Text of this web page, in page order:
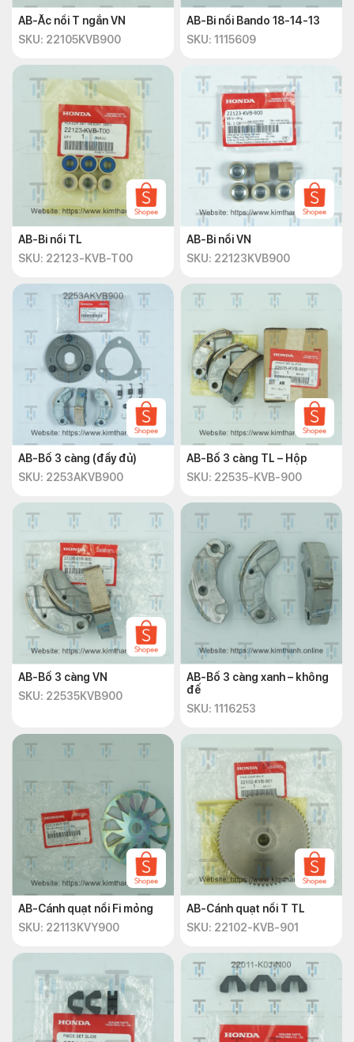
AB-Ắc nồi T ngắn VN
SKU: 22105KVB900
AB-Bi nồi Bando 18-14-13
SKU: 1115609
AB-Bi nồi TL
SKU: 22123-KVB-T00
AB-Bi nồi VN
SKU: 22123KVB900
AB-Bố 3 càng (đầy đủ)
SKU: 2253AKVB900
AB-Bố 3 càng TL – Hộp
SKU: 22535-KVB-900
AB-Bố 3 càng VN
SKU: 22535KVB900
AB-Bố 3 càng xanh – không
đế
SKU: 1116253
AB-Cánh quạt nồi Fi mỏng
SKU: 22113KVY900
AB-Cánh quạt nồi T TL
SKU: 22102-KVB-901